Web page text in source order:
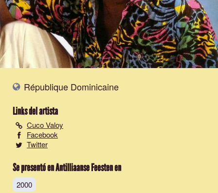
République Dominicaine
Links del artista
Cuco Valoy
Facebook
Twitter
Se presentó en Antilliaanse Feesten en
2000